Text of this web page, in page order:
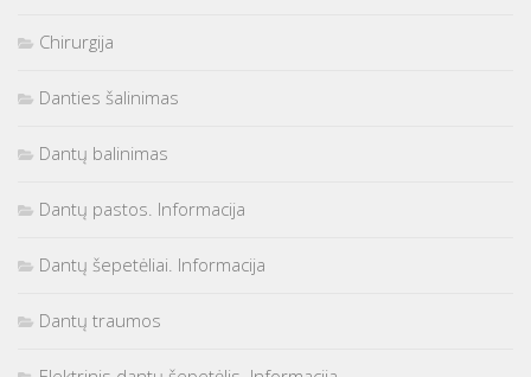
Chirurgija
Danties šalinimas
Dantų balinimas
Dantų pastos. Informacija
Dantų šepetėliai. Informacija
Dantų traumos